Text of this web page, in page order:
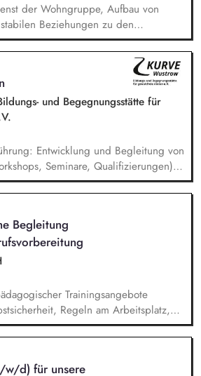
der Wohngruppe, Aufbau von
Beziehungen zu den
der Bewohnenden auf dem Weg
Lebensgestaltung, Unterstützung
beruflichen Perspektivplanung,
in akuten Krisen- und
Begleitung in psychischen und
Alltagsgestaltung in der
Angebote,
Team und Bezugsbetreuer:innen
und Berichtswesen
und Begegnungsstätte für
Entwicklung und Begleitung von
Seminare, Qualifizierungen) –
Netzwerk & Kooperation:
Partnern im In- und
und Akquise von
Sicherstellung hoher
– inkl. Reflexion über
Diskriminierung in der eigenen
Weiterentwicklung der
Ansprache neuer Zielgruppen.
Begleitung
Trainingsangebote
Regeln am Arbeitsplatz,
tagesaktuelle Themen, etc.) -
in den Berufsgruppen –
der arbeitsweltbezogenen,
Schlüsselqualifikationen -
w/d) für unsere